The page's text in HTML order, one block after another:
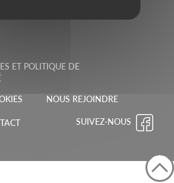
ET POLITIQUE DE
NOUS REJOINDRE
SUIVEZ-NOUS